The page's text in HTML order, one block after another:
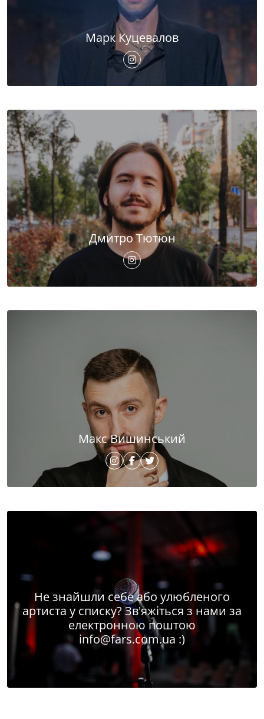
Марк Куцевалов
Дмитро Тютюн
Макс Вишинський
Не знайшли себе або улюбленого
артиста у списку? Зв'яжіться з нами за
електронною поштою
info@fars.com.ua :)